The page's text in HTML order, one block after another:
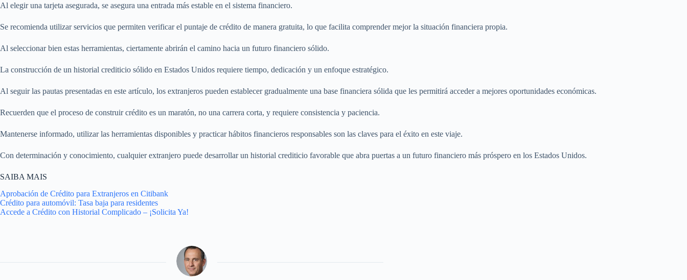
Al elegir una tarjeta asegurada, se asegura una entrada más estable en el sistema financiero.
Se recomienda utilizar servicios que permiten verificar el puntaje de crédito de manera gratuita, lo que facilita comprender mejor la situación financiera propia.
Al seleccionar bien estas herramientas, ciertamente abrirán el camino hacia un futuro financiero sólido.
La construcción de un historial crediticio sólido en Estados Unidos requiere tiempo, dedicación y un enfoque estratégico.
Al seguir las pautas presentadas en este artículo, los extranjeros pueden establecer gradualmente una base financiera sólida que les permitirá acceder a mejores oportunidades económicas.
Recuerden que el proceso de construir crédito es un maratón, no una carrera corta, y requiere consistencia y paciencia.
Mantenerse informado, utilizar las herramientas disponibles y practicar hábitos financieros responsables son las claves para el éxito en este viaje.
Con determinación y conocimiento, cualquier extranjero puede desarrollar un historial crediticio favorable que abra puertas a un futuro financiero más próspero en los Estados Unidos.
SAIBA MAIS
Aprobación de Crédito para Extranjeros en Citibank
Crédito para automóvil: Tasa baja para residentes
Accede a Crédito con Historial Complicado – ¡Solicita Ya!